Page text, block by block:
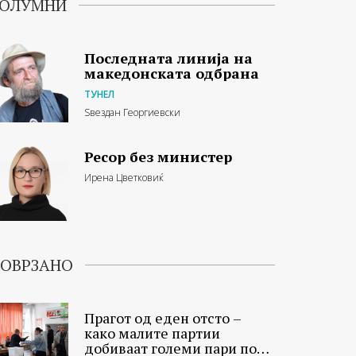
Последната линија на
македонската одбрана
ТУНЕЛ
Ѕвездан Георгиевски
Ресор без министер
Ирена Цветковиќ
Прагот од еден отсто –
како малите партии
добиваат големи пари по